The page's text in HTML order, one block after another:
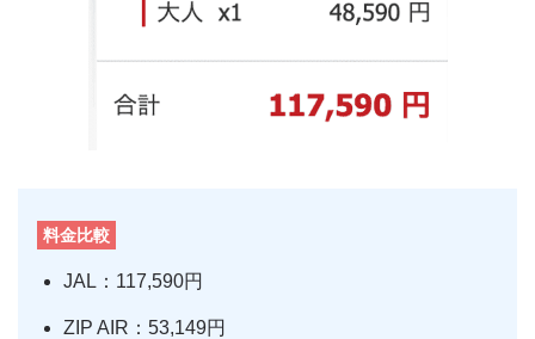
料金比較
JAL：117,590円
ZIP AIR：53,149円